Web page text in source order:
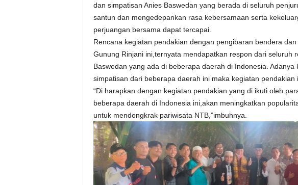
dan simpatisan Anies Baswedan yang berada di seluruh
santun dan mengedepankan rasa kebersamaan serta
perjuangan bersama dapat tercapai.
Rencana kegiatan pendakian dengan pengibaran bendera
Gunung Rinjani ini,ternyata mendapatkan respon dari seluruh
Baswedan yang ada di beberapa daerah di Indonesia.
simpatisan dari beberapa daerah ini maka kegiatan pendakian
“Di harapkan dengan kegiatan pendakian yang di ikuti oleh
beberapa daerah di Indonesia ini,akan meningkatkan
untuk mendongkrak pariwisata NTB,”imbuhnya.